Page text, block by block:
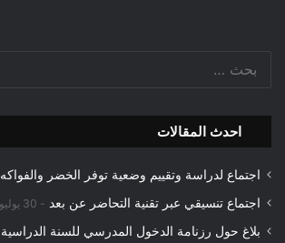
احدث المقالات
اجتماع لدراسة وتقييم وضعية توفر الخضر والفواكه
اجتماع تنسيقي عبر تقنية التحاضر عن بعد 30 يوليو، 2026
بلاغ حول رزنامة الدخول المدرسي للسنة الدراسية 2026-2027